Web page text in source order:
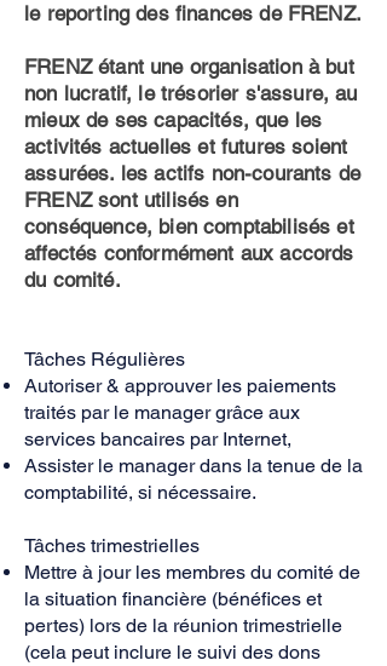
le reporting des finances de FRENZ.
FRENZ étant une organisation à but
non lucratif, le trésorier s'assure, au
mieux de ses capacités, que les
activités actuelles et futures soient
assurées. les actifs non-courants de
FRENZ sont utilisés en
conséquence, bien comptabilisés et
affectés conformément aux accords
du comité.
Tâches Régulières
Autoriser & approuver les paiements
traités par le managergrâce aux
services bancaires par Internet,
Assister le manager dans la tenue de la
comptabilité, si nécessaire.
Tâches trimestrielles
Mettre à jour les membres du comité de
la situation financière (bénéfices et
pertes) lors de la réunion trimestrielle
(cela peut inclure le suivi des dons